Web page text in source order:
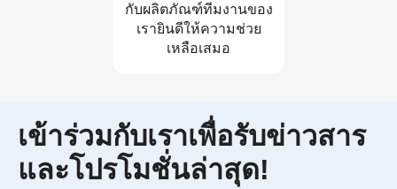
กับผลิตภัณฑ์ทีมงานของ
เรายินดีให้ความช่วย
เหลือเสมอ
เข้าร่วมกับเราเพื่อรับข่าวสาร
และโปรโมชั่นล่าสุด!